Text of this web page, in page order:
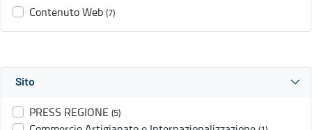
Contenuto Web (7)
Sito
PRESS REGIONE (5)